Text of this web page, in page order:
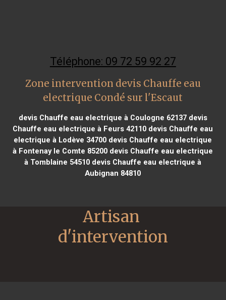
Téléphone: 09 72 59 92 27
Zone intervention devis Chauffe eau
electrique Condé sur l'Escaut
devis Chauffe eau electrique à Coulogne 62137devis
Chauffe eau electrique à Feurs 42110 devis Chauffe eau
electrique à Lodève 34700 devis Chauffe eau electrique
à Fontenay le Comte 85200 devis Chauffe eau electrique
à Tomblaine 54510 devis Chauffe eau electrique à
Aubignan 84810
Artisan
d'intervention